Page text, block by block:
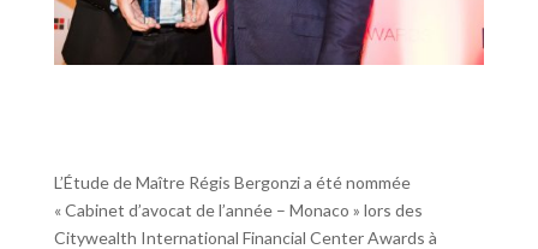
L’Étude de Maître Régis Bergonzi a été nommée
« Cabinet d’avocat de l’année – Monaco » lors des
Citywealth International Financial Center Awards à